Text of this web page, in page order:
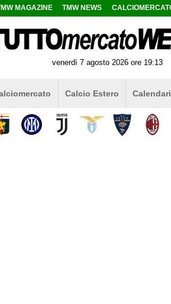
MAGAZINE TMW NEWS
venerdì 7 agosto 2026 ore 19:13
Calcio Estero Calendari